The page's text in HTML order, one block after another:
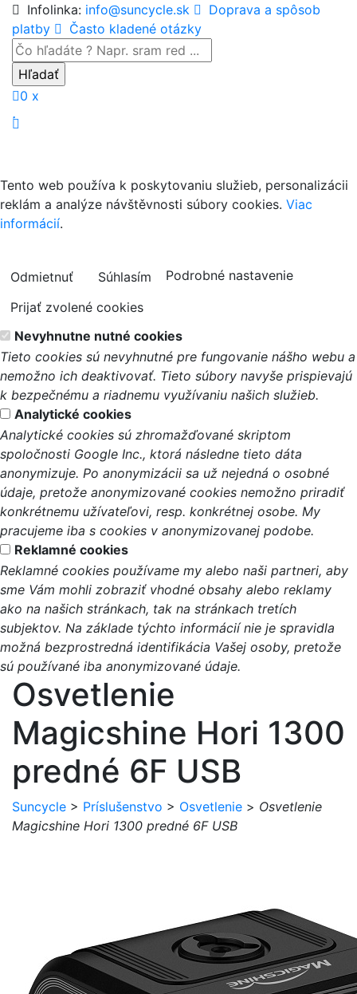
Infolinka: info@suncycle.sk
Doprava a spôsob
platby
Často kladené otázky
0 x
Tento web používa k poskytovaniu služieb, personalizácii
reklám a analýze návštěvnosti súbory cookies. Viac
informácií.
Odmietnuť Súhlasím
Podrobné nastavenie
Prijať zvolené cookies
Nevyhnutne nutné cookies
Tieto cookies sú nevyhnutné pre fungovanie nášho webu a
nemožno ich deaktivovať. Tieto súbory navyše prispievajú
k bezpečnému a riadnemu využívaniu našich služieb.
Analytické cookies
Analytické cookies sú zhromažďované skriptom
spoločnosti Google Inc., ktorá následne tieto dáta
anonymizuje. Po anonymizácii sa už nejedná o osobné
údaje, pretože anonymizované cookies nemožno priradiť
konkrétnemu užívateľovi, resp. konkrétnej osobe. My
pracujeme iba s cookies v anonymizovanej podobe.
Reklamné cookies
Reklamné cookies používame my alebo naši partneri, aby
sme Vám mohli zobraziť vhodné obsahy alebo reklamy
ako na našich stránkach, tak na stránkach tretích
subjektov. Na základe týchto informácií nie je spravidla
možná bezprostredná identifikácia Vašej osoby, pretože
sú používané iba anonymizované údaje.
Osvetlenie
Magicshine Hori 1300
predné 6F USB
Suncycle > Príslušenstvo > Osvetlenie > Osvetlenie
Magicshine Hori 1300 predné 6F USB